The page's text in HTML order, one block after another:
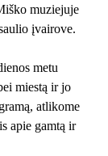
muziejuje
įvairove.
metu
miestą ir jo
atlikome
apie gamtą ir